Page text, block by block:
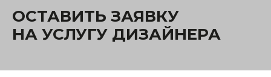
ОСТАВИТЬ ЗАЯВКУ
НА УСЛУГУ ДИЗАЙНЕРА